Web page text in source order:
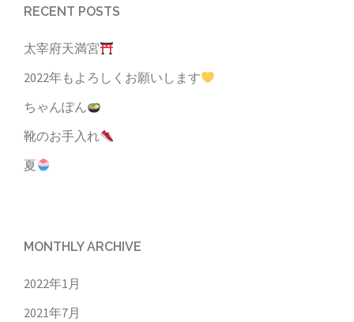
RECENT POSTS
太宰府天満宮
2022年もよろしくお願いします
ちゃんぽん
靴のお手入れ
夏
MONTHLY ARCHIVE
2022年1月
2021年7月